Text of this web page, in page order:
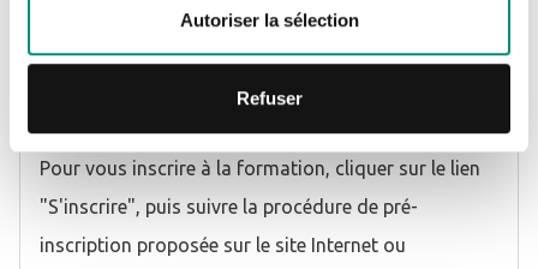
Autoriser la sélection
Refuser
INFORMATIONS COMPLÉMENTAIRES
Modalités et délais d'accès - Contacts
Pour vous inscrire à la formation, cliquer sur le lien
"S'inscrire", puis suivre la procédure de pré-
inscription proposée sur le site Internet ou